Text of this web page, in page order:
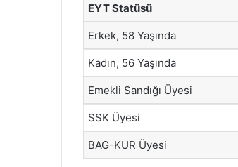
EYT Statüsü
Erkek, 58 Yaşında
Kadın, 56 Yaşında
Emekli Sandığı Üyesi
SSK Üyesi
BAG-KUR Üyesi